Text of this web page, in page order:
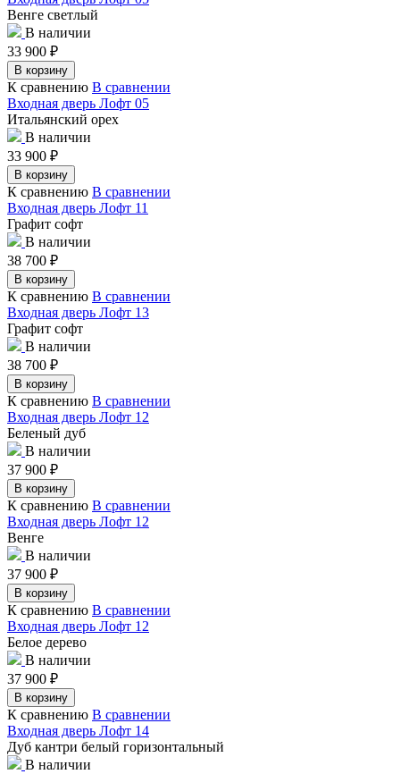
Венге светлый
В наличии
33 900 ₽
В корзину
К сравнению В сравнении
Входная дверь Лофт 05
Итальянский орех
В наличии
33 900 ₽
В корзину
К сравнению В сравнении
Входная дверь Лофт 11
Графит софт
В наличии
38 700 ₽
В корзину
К сравнению В сравнении
Входная дверь Лофт 13
Графит софт
В наличии
38 700 ₽
В корзину
К сравнению В сравнении
Входная дверь Лофт 12
Беленый дуб
В наличии
37 900 ₽
В корзину
К сравнению В сравнении
Входная дверь Лофт 12
Венге
В наличии
37 900 ₽
В корзину
К сравнению В сравнении
Входная дверь Лофт 12
Белое дерево
В наличии
37 900 ₽
В корзину
К сравнению В сравнении
Входная дверь Лофт 14
Дуб кантри белый горизонтальный
В наличии